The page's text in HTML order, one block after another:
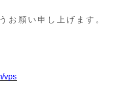
お願い申し上げます。
vps